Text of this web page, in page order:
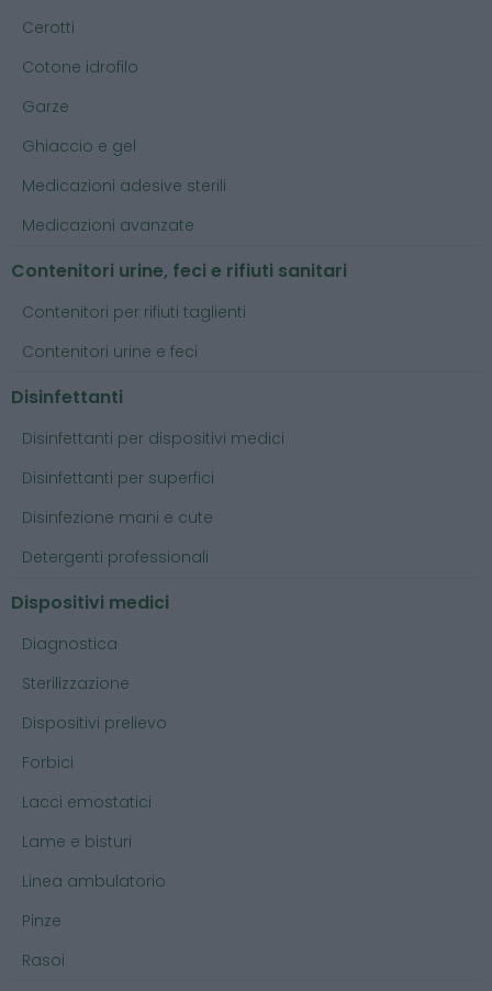
Cerotti
Cotone idrofilo
Garze
Ghiaccio e gel
Medicazioni adesive sterili
Medicazioni avanzate
Contenitori urine, feci e rifiuti sanitari
Contenitori per rifiuti taglienti
Contenitori urine e feci
Disinfettanti
Disinfettanti per dispositivi medici
Disinfettanti per superfici
Disinfezione mani e cute
Detergenti professionali
Dispositivi medici
Diagnostica
Sterilizzazione
Dispositivi prelievo
Forbici
Lacci emostatici
Lame e bisturi
Linea ambulatorio
Pinze
Rasoi